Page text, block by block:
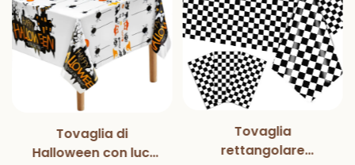
Tovaglia di
Halloween con luci
Tovaglia
rettangolare